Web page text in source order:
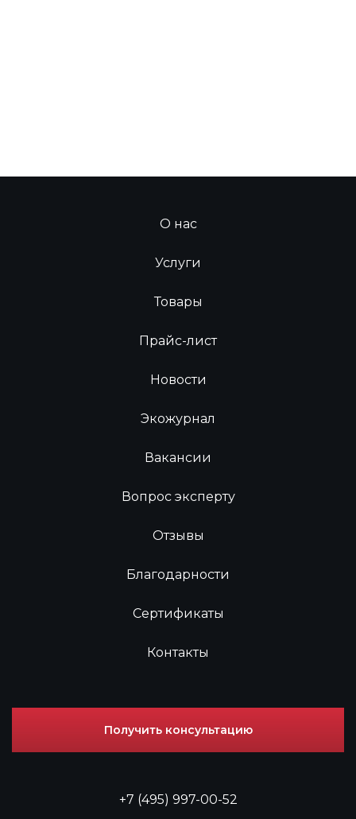
О нас
Услуги
Товары
Прайс-лист
Новости
Экожурнал
Вакансии
Вопрос эксперту
Отзывы
Благодарности
Сертификаты
Контакты
+7 (495) 997-00-52
Получить консультацию